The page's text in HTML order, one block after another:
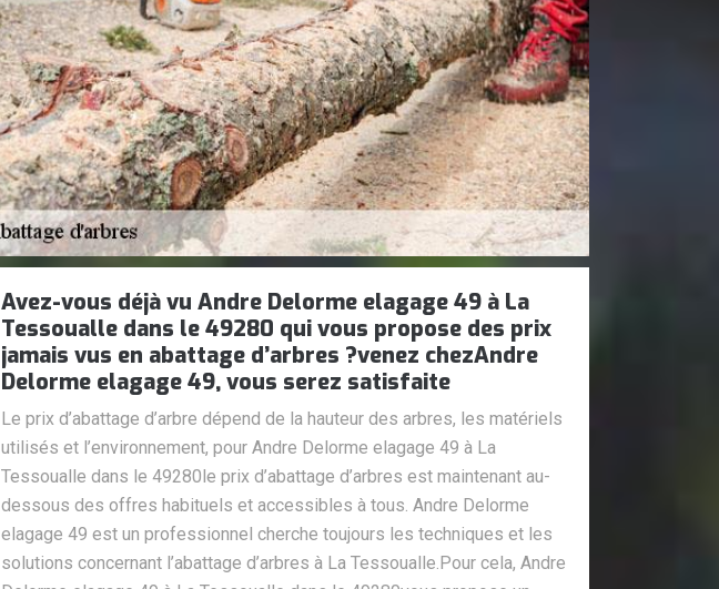
Avez-vous déjà vu Andre Delorme elagage 49 à La
Tessoualle dans le 49280 qui vous propose des prix
jamais vus en abattage d’arbres ?venez chezAndre
Delorme elagage 49, vous serez satisfaite
Le prix d’abattage d’arbre dépend de la hauteur des arbres, les matériels
utilisés et l’environnement, pour Andre Delorme elagage 49 à La
Tessoualle dans le 49280le prix d’abattage d’arbres est maintenant au-
dessous des offres habituels et accessibles à tous. Andre Delorme
elagage 49 est un professionnel cherche toujours les techniques et les
solutions concernant l’abattage d’arbres à La Tessoualle.Pour cela, Andre